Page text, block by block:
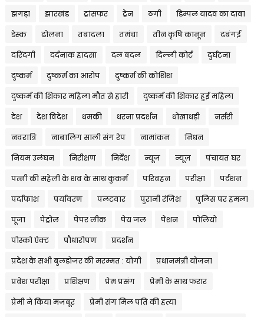
झगड़ा झारखंड ट्रांसफर ट्रेन ठगी डिम्पल यादव का दावा
डेस्क ढोलना तबादला तमंचा तीन कृषि कानून दबंगई
दरिंदगी दर्दनाक हादसा दल बदल दिल्ली कोर्ट दुर्घटना
दुष्कर्म दुष्कर्म का आरोप दुष्कर्म की कोशिश
दुष्कर्म की शिकार महिला मौत से हारी दुष्कर्म की शिकार हुई महिला
देश देश विदेश धमकी धरना प्रदर्शन धोखाधड़ी नर्सरी
नवरात्रि नाबालिग साली संग रेप नामांकन निधन
नियम उलंघन निरीक्षण निर्देश न्यूज न्यूज़ पंचायत घर
पत्नी की सहेली के शव के साथ कुकर्म परिवहन परीक्षा पर्दशन
पर्दाफाश पर्यावरण पलटवार पुरानी रंजिश पुलिस पर हमला
पूजा पेट्रोल पेपर लीक पेय जल पेंशन पोलियो
पोस्को ऐक्ट पौधारोपण प्रदर्शन
प्रदेश के सभी बुलडोजर की मरम्मत : योगी प्रधानमंत्री योजना
प्रवेश परीक्षा प्रशिक्षण प्रेम प्रसंग प्रेमी के साथ फरार
प्रेमी ने किया मजबूर प्रेमी संग मिल पति की हत्या